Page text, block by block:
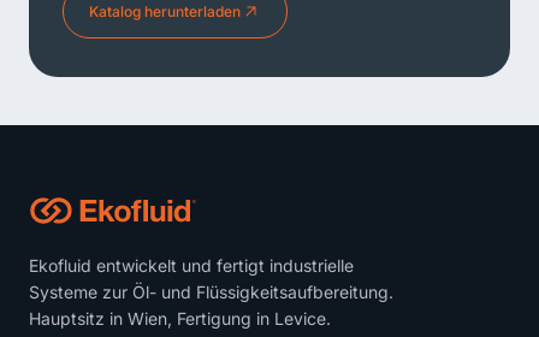
Katalog herunterladen
Ekofluid entwickelt und fertigt industrielle
Systeme zur Öl- und Flüssigkeitsaufbereitung.
Hauptsitz in Wien, Fertigung in Levice.